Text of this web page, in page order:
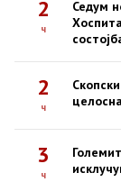
2
ч
Седум
2
ч
3
ч